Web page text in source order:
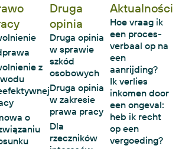
z
o
Druga
opinia
Druga opinia
w sprawie
szkód
osobowych
Druga opinia
w zakresie
prawa pracy
Dla
rzeczników
Aktualności
Hoe vraag ik
een proces-
verbaal op na
een
aanrijding?
Ik verlies
inkomen door
een ongeval:
heb ik recht
op een
vergoeding?